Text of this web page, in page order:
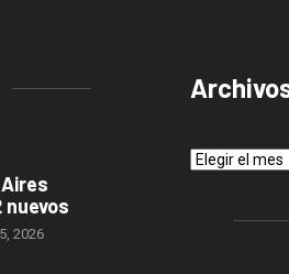
nuevos
2026
Archivos